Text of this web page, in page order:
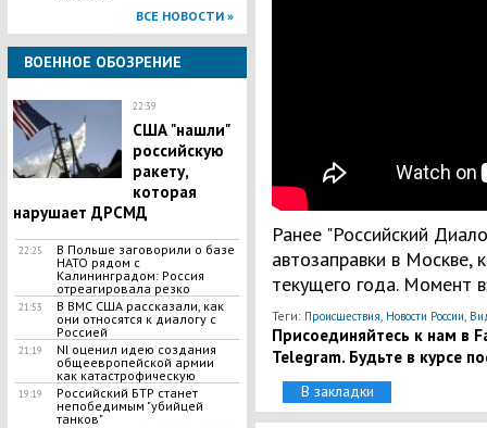
ВСЕ НОВОСТИ »
ВОЕННОЕ ОБОЗРЕНИЕ
22:39
США "нашли"
российскую
ракету,
которая
нарушает ДРСМД
22:25
В Польше заговорили о базе
НАТО рядом с
Калининградом: Россия
отреагировала резко
21:53
В ВМС США рассказали, как
они относятся к диалогу с
Россией
21:19
NI оценил идею создания
общеевропейской армии
как катастрофическую
19:19
Российский БТР станет
непобедимым "убийцей
танков"
Ранее "Российский
автозаправки в Москве,
текущего года. Момент
Теги: Происшествия, Новости России,
Присоединяйтесь к нам в
Telegram. Будьте в курсе
В закладки